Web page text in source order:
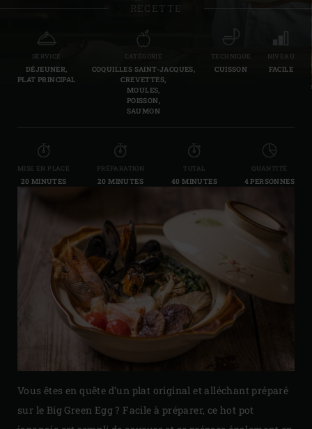
RECETTE
SERVICE
DÉJEUNER,
PLAT PRINCIPAL
CATÉGORIE
COQUILLES SAINT-JACQUES,
CREVETTES,
MOULES,
POISSON,
SAUMON
TECHNIQUE
CUISSON
NIVEAU
FACILE
MISE EN PLACE
20 MINUTES
PRÉPARATION
20 MINUTES
TOTAL
40 MINUTES
QUANTITÉ
4 PERSONNES
Vous êtes en quête d’un plat original et alléchant préparé
sur le Big Green Egg ? Facile à préparer, ce hot pot